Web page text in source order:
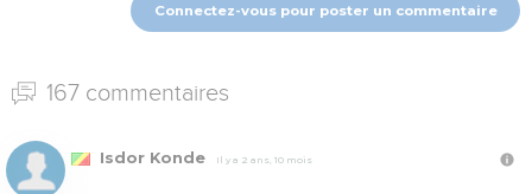
Connectez-vous pour poster un commentaire
167 commentaires
Isdor Konde Il y a 2 ans, 10 mois